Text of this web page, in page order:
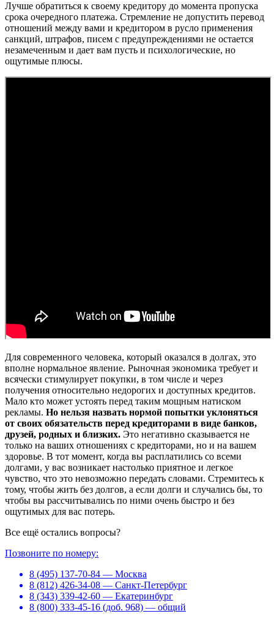
Лучше обратиться к своему кредитору до момента пропуска
срока очередного платежа. Стремление не допустить перевод
отношений между вами и кредитором в русло применения
санкций, штрафов, писем с предупреждениями не остается
незамеченным и дает вам пусть и психологические, но
ощутимые плюсы.
Для современного человека, который оказался в долгах, это
вполне нормальное явление. Рыночная экономика требует и
всячески стимулирует покупки, в том числе и через
получения относительно недорогих и доступных кредитов.
Мало кто может устоять перед таким мощным натиском
рекламы. Но нельзя назвать нормой попытки уклоняться
от своих обязательств перед кредиторами в виде банков,
друзей, родных и близких. Это негативно сказывается не
только на ваших отношениях с кредиторами, но и на вашем
здоровье. В тот момент, когда вы расплатились со всеми
долгами, у вас возникает настолько приятное и легкое
чувство, что это невозможно передать словами. Стремитесь к
тому, чтобы жить без долгов, а если долги и случались бы, то
чтобы вы рассчитывались по ними очень быстро и без
ощутимых для вас потерь.
Все ещё остались вопросы?
Позвоните по номеру:
8 (495) 137-70-84 — Москва
8 (812) 426-34-08 — Санкт-Петербург
8 (343) 339-42-60 — Екатеринбург
8 (800) 333-45-16 (доб. 968) — общий